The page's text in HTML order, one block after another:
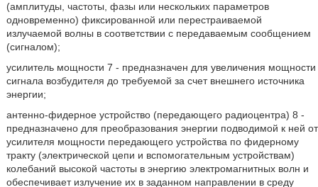
(амплитуды, частоты, фазы или нескольких параметров
одновременно) фиксированной или перестраиваемой
излучаемой волны в соответствии с передаваемым сообщением
(сигналом);
усилитель мощности 7 - предназначен для увеличения мощности
сигнала возбудителя до требуемой за счет внешнего источника
энергии;
антенно-фидерное устройство (передающего радиоцентра) 8 -
предназначено для преобразования энергии подводимой к ней от
усилителя мощности передающего устройства по фидерному
тракту (электрической цепи и вспомогательным устройствам)
колебаний высокой частоты в энергию электромагнитных волн и
обеспечивает излучение их в заданном направлении в среду